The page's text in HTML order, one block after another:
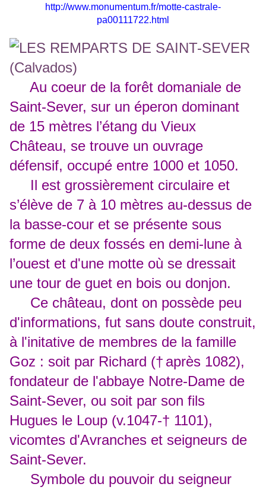
http://www.monumentum.fr/motte-castrale-
pa00111722.html
Au coeur de la forêt domaniale de
Saint-Sever, sur un éperon dominant
de 15 mètres l’étang du Vieux
Château, se trouve un ouvrage
défensif, occupé entre 1000 et 1050.
Il est grossièrement circulaire et
s’élève de 7 à 10 mètres au-dessus de
la basse-cour et se présente sous
forme de deux fossés en demi-lune à
l’ouest et d'une motte où se dressait
une tour de guet en bois ou donjon.
Ce château, dont on possède peu
d'informations, fut sans doute construit,
à l'initative de membres de la famille
Goz : soit par Richard († après 1082),
fondateur de l'abbaye Notre-Dame de
Saint-Sever, ou soit par son fils
Hugues le Loup (v.1047-† 1101),
vicomtes d'Avranches et seigneurs de
Saint-Sever.
Symbole du pouvoir du seigneur